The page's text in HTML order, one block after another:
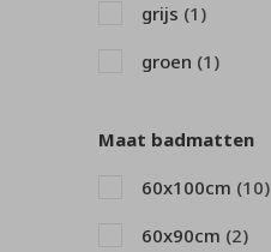
grijs (1)
groen (1)
Maat badmatten
60x100cm (10)
60x90cm (2)